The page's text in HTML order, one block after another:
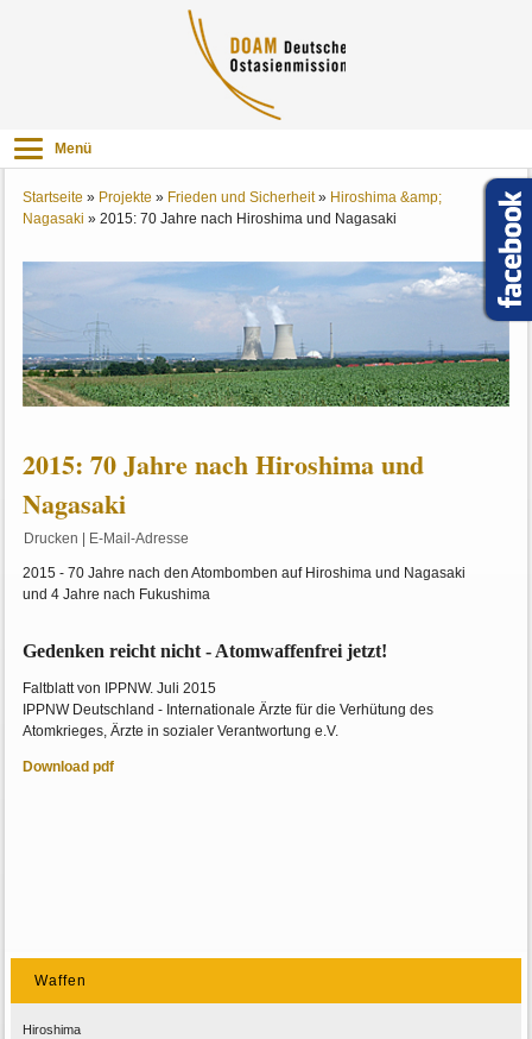
Menü
Startseite » Projekte » Frieden und Sicherheit» Hiroshima &amp;
Nagasaki »2015: 70 Jahre nach Hiroshima und Nagasaki
2015: 70 Jahre nach Hiroshima und
Nagasaki
Drucken E-Mail-Adresse
2015 - 70 Jahre nach den Atombomben auf Hiroshima und Nagasaki
und 4 Jahre nach Fukushima
Gedenken reicht nicht - Atomwaffenfrei jetzt!
Faltblatt von IPPNW. Juli 2015
IPPNW Deutschland - Internationale Ärzte für die Verhütung des
Atomkrieges, Ärzte in sozialer Verantwortung e.V.
Download pdf
Waffen
Hiroshima